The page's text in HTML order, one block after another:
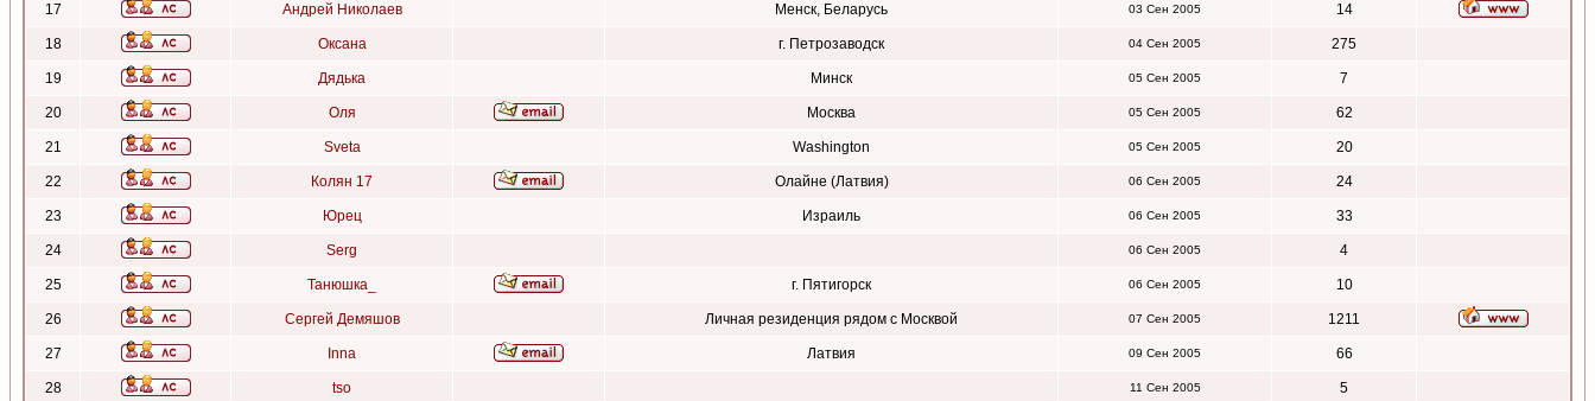
17 Андрей Николаев Менск, Беларусь 03 Сен 2005 14
18 Оксана г. Петрозаводск 04 Сен 2005 275
19 Дядька Минск 05 Сен 2005 7
20 Оля Москва 05 Сен 2005 62
21 Sveta Washington 05 Сен 2005 20
22 Колян 17 Олайне (Латвия) 06 Сен 2005 24
23 Юрец Израиль 06 Сен 2005 33
24 Serg 06 Сен 2005 4
25 Танюшка_ г. Пятигорск 06 Сен 2005 10
26 Сергей Демяшов Личная резиденция рядом с Москвой 07 Сен 2005 1211
27 Inna Латвия 09 Сен 2005 66
28 tso 11 Сен 2005 5